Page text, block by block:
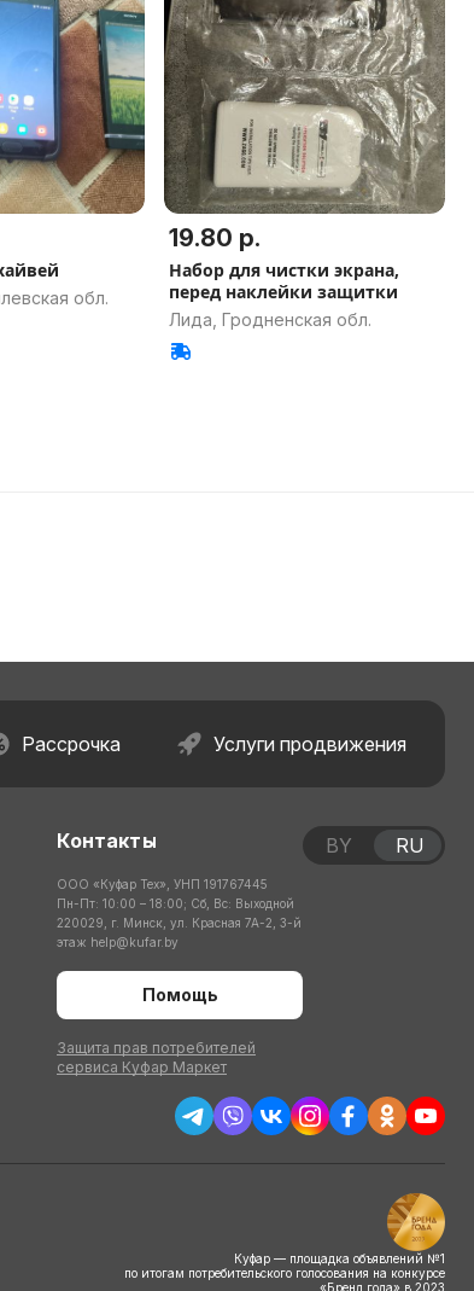
обл.
19.80 р.
Набор для чистки экрана,
перед наклейки защитки
Лида, Гродненская обл.
Рассрочка Услуги продвижения
Контакты
ООО «Куфар Тех», УНП 191767445
Пн-Пт: 10:00 – 18:00; Сб, Вс: Выходной
220029, г. Минск, ул. Красная 7А-2, 3-й
этаж help@kufar.by
Помощь
Защита прав потребителей
сервиса Куфар Маркет
BY RU
Куфар — площадка объявлений №1
по итогам потребительского голосования на конкурсе
«Бренд года» в 2023